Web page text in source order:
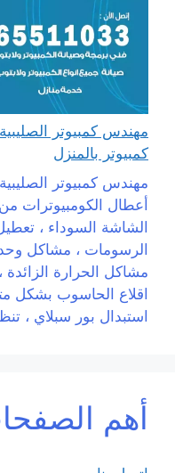
كمبيوتر بالمنزل
مهندس كمبيوتر
أعطال الكومبيوترات
الشاشة السوداء ،
الرسومات ، مشاكل
مشاكل الحرارة
اقلاع الحاسوب بشكل
استبدال بور سبلاي ،
أهم